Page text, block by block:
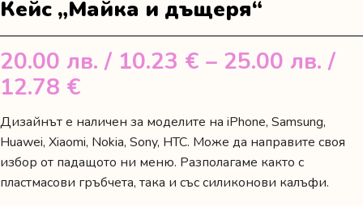
Кейс „Майка и дъщеря“
20.00 лв. / 10.23 € – 25.00 лв. /
12.78 €
range:
20.00 лв.
/
10.23 €
Дизайнът е наличен за моделите на iPhone, Samsung,
Huawei, Xiaomi, Nokia, Sony, HTC. Може да направите своя
избор от падащото ни меню. Разполагаме както с
пластмасови гръбчета, така и със силиконови калъфи.